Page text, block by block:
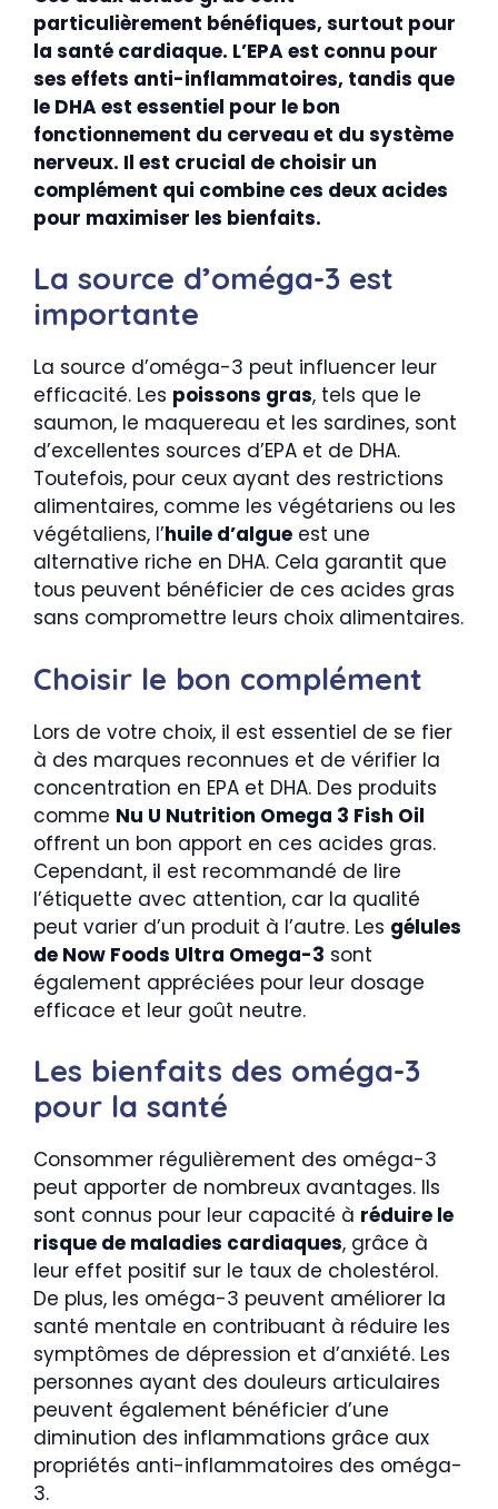
particulièrement bénéfiques, surtout pour
la santé cardiaque. L’EPA est connu pour
ses effets anti-inflammatoires, tandis que
le DHA est essentiel pour le bon
fonctionnement du cerveau et du système
nerveux. Il est crucial de choisir un
complément qui combine ces deux acides
pour maximiser les bienfaits.
La source d’oméga-3 est
importante
La source d’oméga-3 peut influencer leur
efficacité. Les poissons gras, tels que le
saumon, le maquereau et les sardines, sont
d’excellentes sources d’EPA et de DHA.
Toutefois, pour ceux ayant des restrictions
alimentaires, comme les végétariens ou les
végétaliens, l’huile d’algue est une
alternative riche en DHA. Cela garantit que
tous peuvent bénéficier de ces acides gras
sans compromettre leurs choix alimentaires.
Choisir le bon complément
Lors de votre choix, il est essentiel de se fier
à des marques reconnues et de vérifier la
concentration en EPA et DHA. Des produits
comme Nu U Nutrition Omega 3 Fish Oil
offrent un bon apport en ces acides gras.
Cependant, il est recommandé de lire
l’étiquette avec attention, car la qualité
peut varier d’un produit à l’autre. Les gélules
de Now Foods Ultra Omega-3 sont
également appréciées pour leur dosage
efficace et leur goût neutre.
Les bienfaits des oméga-3
pour la santé
Consommer régulièrement des oméga-3
peut apporter de nombreux avantages. Ils
sont connus pour leur capacité à réduire le
risque de maladies cardiaques, grâce à
leur effet positif sur le taux de cholestérol.
De plus, les oméga-3 peuvent améliorer la
santé mentale en contribuant à réduire les
symptômes de dépression et d’anxiété. Les
personnes ayant des douleurs articulaires
peuvent également bénéficier d’une
diminution des inflammations grâce aux
propriétés anti-inflammatoires des oméga-
3.